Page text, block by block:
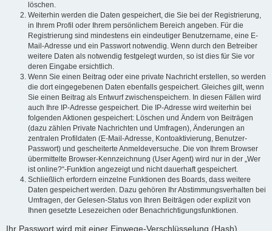
löschen.
Weiterhin werden die Daten gespeichert, die Sie bei der Registrierung,
in Ihrem Profil oder Ihrem persönlichem Bereich angeben. Für die
Registrierung sind mindestens ein eindeutiger Benutzername, eine E-
Mail-Adresse und ein Passwort notwendig. Wenn durch den Betreiber
weitere Daten als notwendig festgelegt wurden, so ist dies für Sie vor
deren Eingabe ersichtlich.
Wenn Sie einen Beitrag oder eine private Nachricht erstellen, so werden
die dort eingegebenen Daten ebenfalls gespeichert. Gleiches gilt, wenn
Sie einen Beitrag als Entwurf zwischenspeichern. In diesen Fällen wird
auch Ihre IP-Adresse gespeichert. Die IP-Adresse wird weiterhin bei
folgenden Aktionen gespeichert: Löschen und Ändern von Beiträgen
(dazu zählen Private Nachrichten und Umfragen), Änderungen an
zentralen Profildaten (E-Mail-Adresse, Kontoaktivierung, Benutzer-
Passwort) und gescheiterte Anmeldeversuche. Die von Ihrem Browser
übermittelte Browser-Kennzeichnung (User Agent) wird nur in der „Wer
ist online?“-Funktion angezeigt und nicht dauerhaft gespeichert.
Schließlich erfordern einzelne Funktionen des Boards, dass weitere
Daten gespeichert werden. Dazu gehören Ihr Abstimmungsverhalten bei
Umfragen, der Gelesen-Status von Ihren Beiträgen oder explizit von
Ihnen gesetzte Lesezeichen oder Benachrichtigungsfunktionen.
Ihr Passwort wird mit einer Einwege-Verschlüsselung (Hash)